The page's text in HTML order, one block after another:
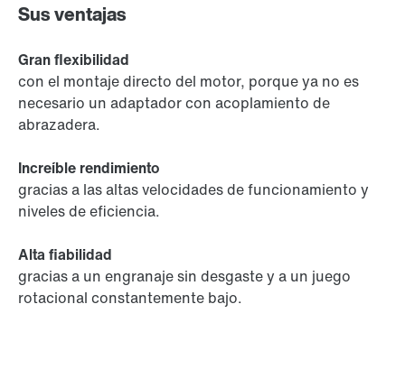
Sus ventajas
Gran flexibilidad
con el montaje directo del motor, porque ya no es
necesario un adaptador con acoplamiento de
abrazadera.
Increíble rendimiento
gracias a las altas velocidades de funcionamiento y
niveles de eficiencia.
Alta fiabilidad
gracias a un engranaje sin desgaste y a un juego
rotacional constantemente bajo.